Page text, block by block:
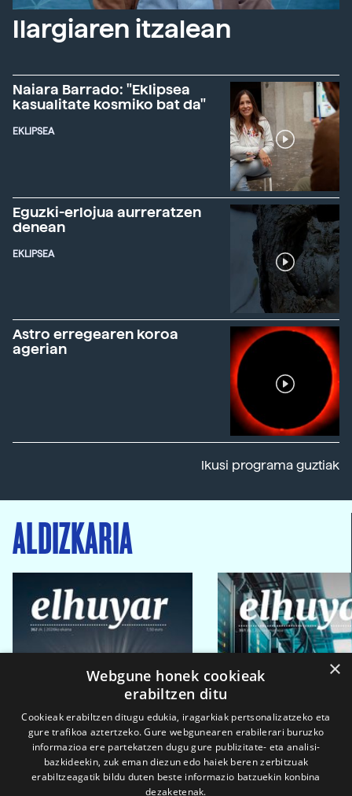
Ilargiaren itzalean
Naiara Barrado: "Eklipsea
kasualitate kosmiko bat da"
EKLIPSEA
Eguzki-erlojua aurreratzen
denean
EKLIPSEA
Astro erregearen koroa
agerian
Ikusi programa guztiak
ALDIZKARIA
×
Webgune honek cookieak
erabiltzen ditu
Cookieak erabiltzen ditugu edukia, iragarkiak pertsonalizatzeko eta
gure trafikoa aztertzeko. Gure webgunearen erabilerari buruzko
informazioa ere partekatzen dugu gure publizitate- eta analisi-
bazkideekin, zuk eman diezun edo haiek beren zerbitzuak
erabiltzeagatik bildu duten beste informazio batzuekin konbina
dezaketenak.